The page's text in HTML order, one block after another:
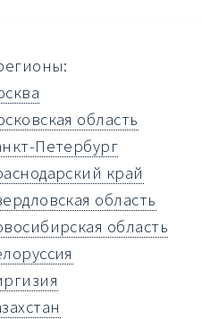
область
Петербург
край
область
область